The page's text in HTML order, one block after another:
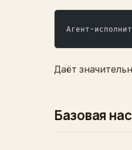
Агент-
Даёт
Базовая